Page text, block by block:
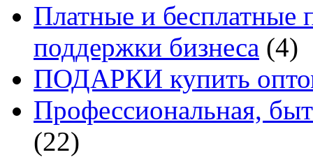
Платные и бесплатные
поддержки бизнеса (4)
ПОДАРКИ купить
Профессиональная,
(22)